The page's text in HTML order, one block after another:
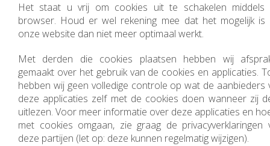
Het staat u vrij om cookies uit te schakelen middels
browser. Houd er wel rekening mee dat het mogelijk is
onze website dan niet meer optimaal werkt.
Met derden die cookies plaatsen hebben wij
gemaakt over het gebruik van de cookies en applicaties.
hebben wij geen volledige controle op wat de aanbieders
deze applicaties zelf met de cookies doen wanneer zij
uitlezen. Voor meer informatie over deze applicaties en
met cookies omgaan, zie graag de privacyverklaringen
deze partijen (let op: deze kunnen regelmatig wijzigen).